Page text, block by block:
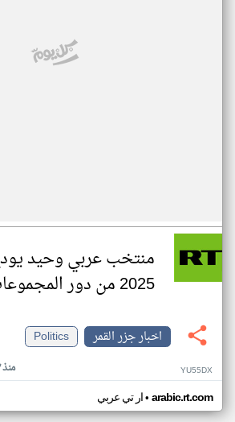
منتخب عربي وحيد
2025 من دور المجموعات
اخبار جزر القمر
Politics
منذ ٧ أشهر YU55DX
ار تي عربي• arabic.rt.com